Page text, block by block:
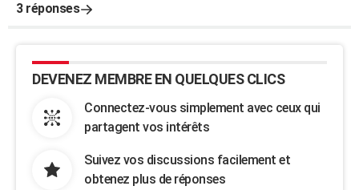
3 réponses
DEVENEZ MEMBRE EN QUELQUES CLICS
Connectez-vous simplement avec ceux qui
partagent vos intérêts
Suivez vos discussions facilement et
obtenez plus de réponses